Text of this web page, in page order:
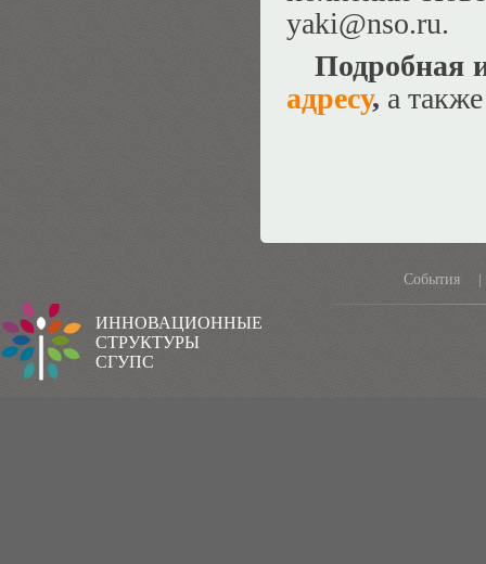
yaki@nso.ru.
Подробная
адресу, а
События |
ИННОВАЦИОННЫЕ
СТРУКТУРЫ
СГУПС